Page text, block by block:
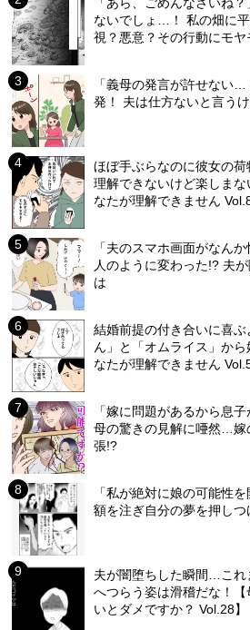
ないでしょ…！ 私の畑に
視？悪意？その行動にモ
「義母の発言が許せない
発！ 夫は仕方ないと言う
ほぼ手ぶらなのに彼女の
理解できないけど楽しま
なたが理解できません Vol.8
「夫のスマホ画面がなん
人のように変わった!? 夫
は
結婚前提の付き合いに喜
ん」と「オムライス」か
なたが理解できません Vol.5
「嫁に問題があるから息
母の驚きの見解に唖然…嫁
張!?
「私が絶対に娘の可能性
額を注ぎ自分の夢を押し
夫が闇堕ちした瞬間…これ
へつらう姿は滑稽だな！
いとダメですか？ Vol.28】